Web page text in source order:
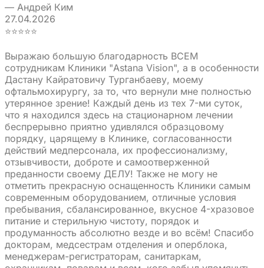
— Андрей Ким
27.04.2026
⭐⭐⭐⭐⭐
Выражаю большую благодарность ВСЕМ
сотрудникам Клиники "Astana Vision", а в особенности
Дастану Кайратовичу Турганбаеву, моему
офтальмохирургу, за то, что вернули мне полностью
утерянное зрение! Каждый день из тех 7-ми суток,
что я находился здесь на стационарном лечении
беспрерывно приятно удивлялся образцовому
порядку, царящему в Клинике, согласованности
действий медперсонала, их профессионализму,
отзывчивости, доброте и самоотверженной
преданности своему ДЕЛУ! Также не могу не
отметить прекрасную оснащенность Клиники самым
современным оборудованием, отличные условия
пребывания, сбалансированное, вкусное 4-хразовое
питание и стерильную чистоту, порядок и
продуманность абсолютно везде и во всём! Спасибо
докторам, медсестрам отделения и оперблока,
менеджерам-регистраторам, санитаркам,